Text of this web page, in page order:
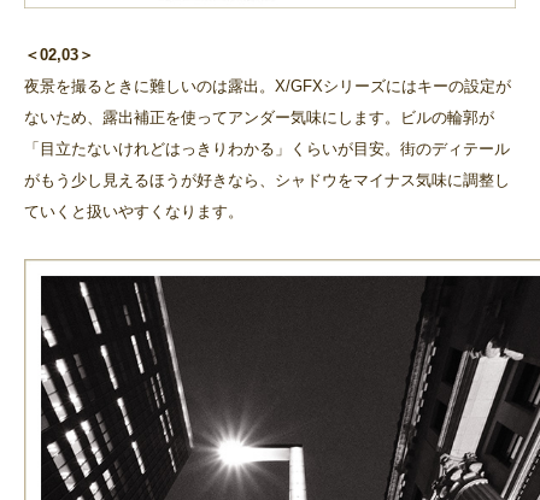
＜02,03＞
夜景を撮るときに難しいのは露出。X/GFXシリーズにはキーの設定が
ないため、露出補正を使ってアンダー気味にします。ビルの輪郭が
「目立たないけれどはっきりわかる」くらいが目安。街のディテール
がもう少し見えるほうが好きなら、シャドウをマイナス気味に調整し
ていくと扱いやすくなります。